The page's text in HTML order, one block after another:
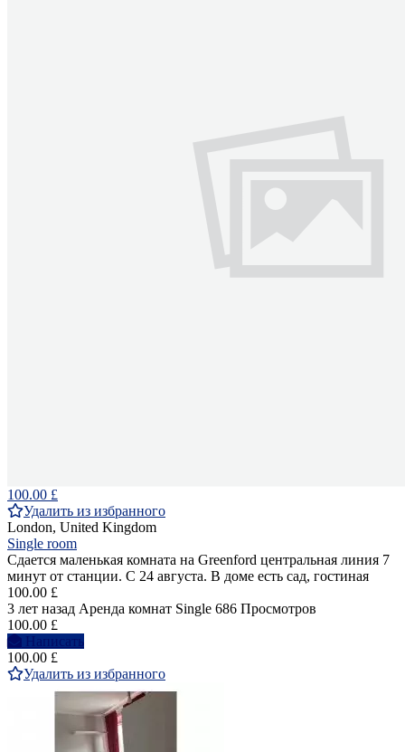
100.00 £
Удалить из избранного
London, United Kingdom
Single room
Сдается маленькая комната на Greenford центральная линия 7
минут от станции. С 24 августа. В доме есть сад, гостиная
100.00 £
3 лет назад Аренда комнат Single 686 Просмотров
100.00 £
Написать
100.00 £
Удалить из избранного